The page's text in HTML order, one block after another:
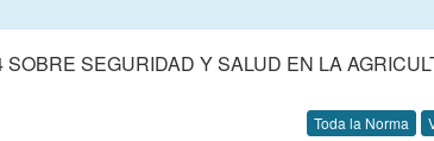
SEGURIDAD Y SALUD EN LA
Toda la Norma